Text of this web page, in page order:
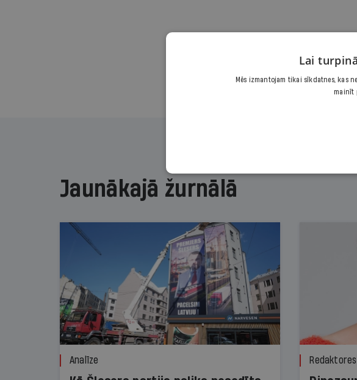
Jaunākajā žurnālā
Analīze
Lai
Mēs izmantojam tikai sīkdatnes, kas
mainīt